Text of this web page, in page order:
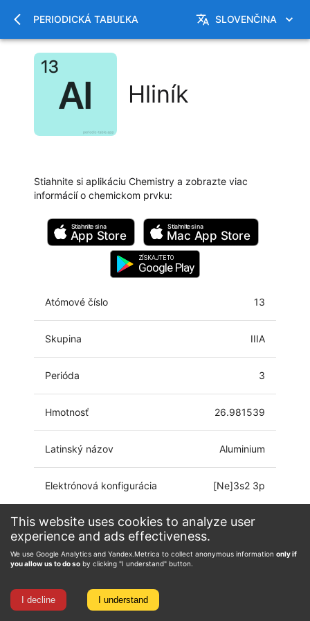
This website uses cookies to analyze user
experience and ads effectiveness.
We use Google Analytics and Yandex.Metrica to collect anonymous information only if
you allow us to do so by clicking "I understand" button.
I decline I understand
PERIODICKÁ TABUĽKA SLOVENČINA
Hliník
Stiahnite si aplikáciu Chemistry a zobrazte viac
informácií o chemickom prvku:
Stiahnite si na
App Store
Stiahnite si na
Mac App Store
ZÍSKAJTE TO
Google Play
Atómové číslo 13
Skupina IIIA
Perióda 3
Hmotnosť 26.981539
Latinský názov Aluminium
Elektrónová konfigurácia [Ne]3s2 3p
Oxidačné číslo -2, -1, 0, 1, 2, 3